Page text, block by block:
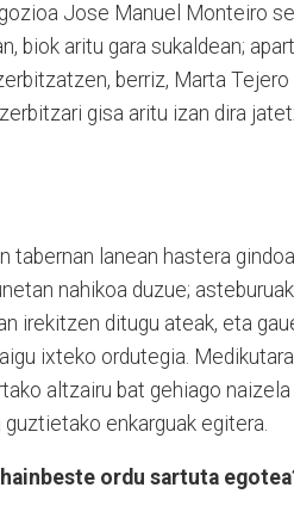
Jose Manuel Monteiro
biok aritu gara sukaldean;
berriz, Marta
gisa aritu izan dira
tabernan lanean hastera
nahikoa duzue;
irekitzen ditugu ateak, eta
ixteko ordutegia.
altzairu bat gehiago
enkarguak egitera.
ordu sartuta